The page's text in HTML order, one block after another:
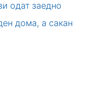
одат заедно
дома, а сакан